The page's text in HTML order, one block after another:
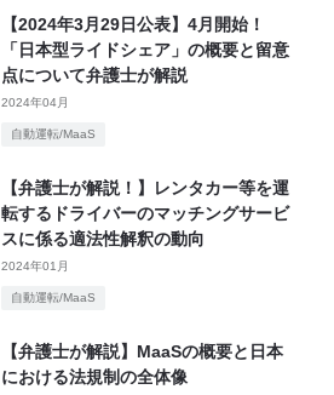
【2024年3月29日公表】4月開始！
「日本型ライドシェア」の概要と留意
点について弁護士が解説
2024年04月
自動運転/MaaS
【弁護士が解説！】レンタカー等を運
転するドライバーのマッチングサービ
スに係る適法性解釈の動向
2024年01月
自動運転/MaaS
【弁護士が解説】MaaSの概要と日本
における法規制の全体像